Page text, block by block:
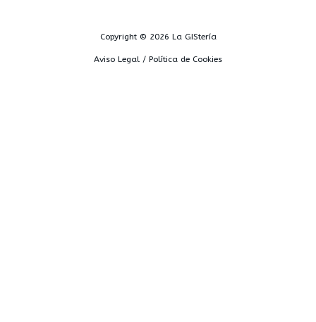
Copyright © 2026 La GIStería
Aviso Legal / Política de Cookies